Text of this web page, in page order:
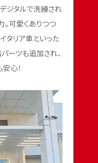
ジタルで洗練され
可愛くありつつ
タリア車といった
ーツも追加され、
心！